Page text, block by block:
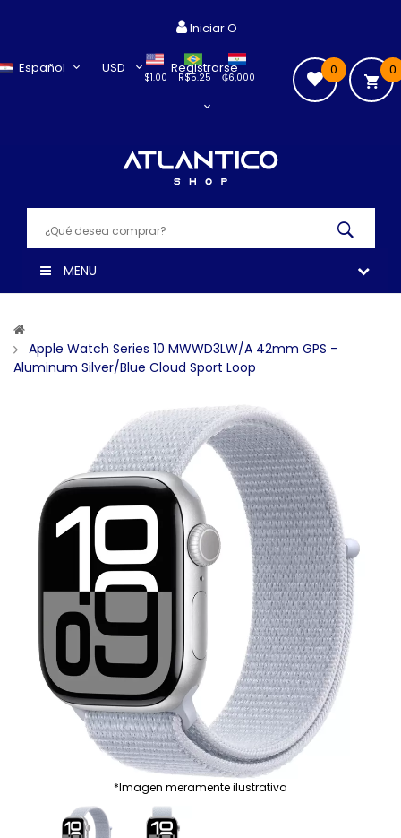
Español USD
$1.00 ₲6,000
R$5.25
Iniciar O
Registrarse 0
0
MENU
Apple Watch Series 10 MWWD3LW/A 42mm GPS -
Aluminum Silver/Blue Cloud Sport Loop
*Imagen meramente ilustrativa